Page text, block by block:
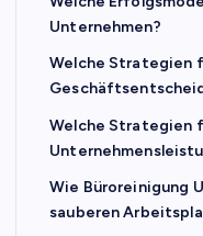
Unternehmen?
Welche Strategien
Welche Strategien
Wie Büroreinigung
sauberen